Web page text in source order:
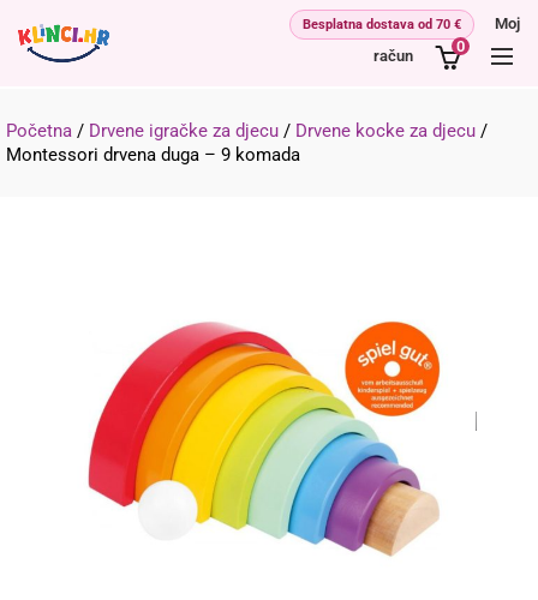
Moj
račun
0
Početna / Drvene igračke za djecu / Drvene kocke za djecu /
Montessori drvena duga – 9 komada